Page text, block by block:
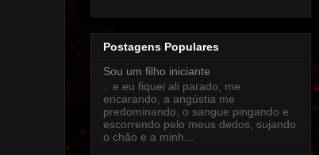
Postagens Populares
Sou um filho iniciante
.. e eu fiquei ali parado, me
encarando, a angústia me
predominando, o sangue pingando e
escorrendo pelo meus dedos, sujando
o chão e a minh...